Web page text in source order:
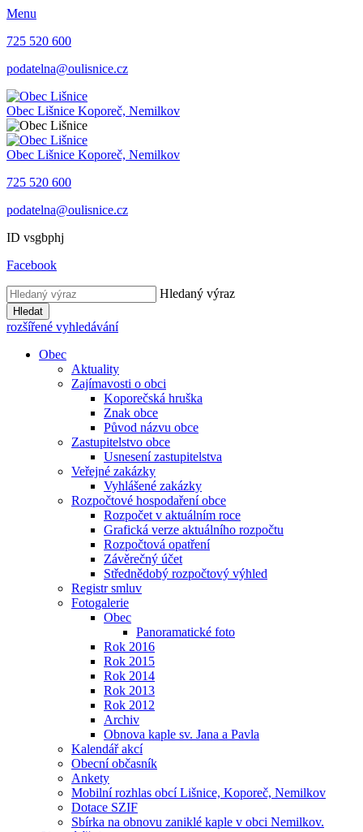
Menu
725 520 600
podatelna@oulisnice.cz
Obec Lišnice Koporeč, Nemilkov
Obec Lišnice Koporeč, Nemilkov
725 520 600
podatelna@oulisnice.cz
ID vsgbphj
Facebook
Hledaný výraz
Hledat
rozšířené vyhledávání
Obec
Aktuality
Zajímavosti o obci
Koporečská hruška
Znak obce
Původ názvu obce
Zastupitelstvo obce
Usnesení zastupitelstva
Veřejné zakázky
Vyhlášené zakázky
Rozpočtové hospodaření obce
Rozpočet v aktuálním roce
Grafická verze aktuálního rozpočtu
Rozpočtová opatření
Závěrečný účet
Střednědobý rozpočtový výhled
Registr smluv
Fotogalerie
Obec
Panoramatické foto
Rok 2016
Rok 2015
Rok 2014
Rok 2013
Rok 2012
Archiv
Obnova kaple sv. Jana a Pavla
Kalendář akcí
Obecní občasník
Ankety
Mobilní rozhlas obcí Lišnice, Koporeč, Nemilkov
Dotace SZIF
Sbírka na obnovu zaniklé kaple v obci Nemilkov.